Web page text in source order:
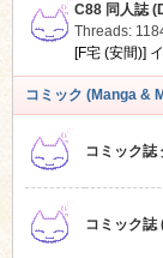
C88 同人誌
Threads:
[F宅 (安間)]
コミック (Manga &
コミック
コミック誌